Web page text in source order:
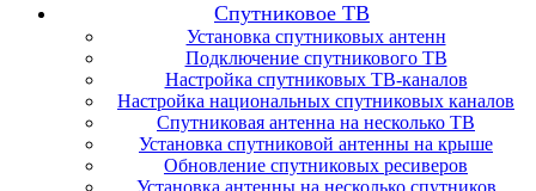
Спутниковое ТВ
Установка спутниковых антенн
Подключение спутникового ТВ
Настройка спутниковых ТВ-каналов
Настройка национальных спутниковых каналов
Спутниковая антенна на несколько ТВ
Установка спутниковой антенны на крыше
Обновление спутниковых ресиверов
Установка антенны на несколько спутников